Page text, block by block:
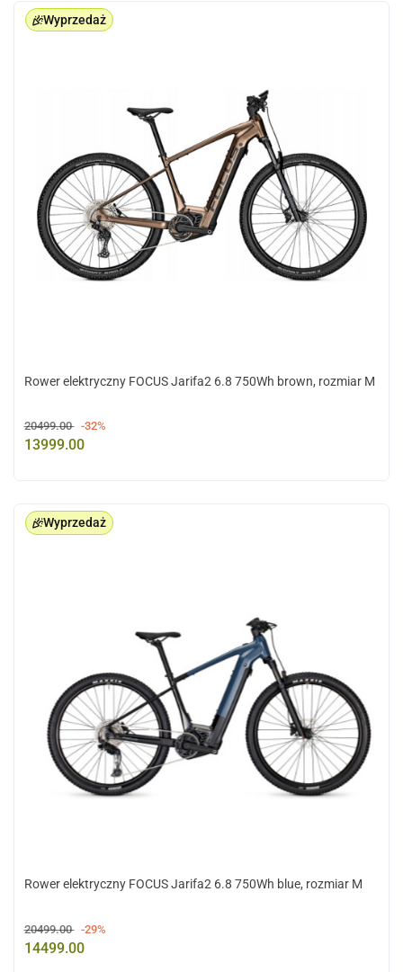
Wyprzedaż
Rower elektryczny FOCUS Jarifa2 6.8 750Wh brown, rozmiar M
20499.00 -32%
13999.00
Wyprzedaż
Rower elektryczny FOCUS Jarifa2 6.8 750Wh blue, rozmiar M
20499.00 -29%
14499.00